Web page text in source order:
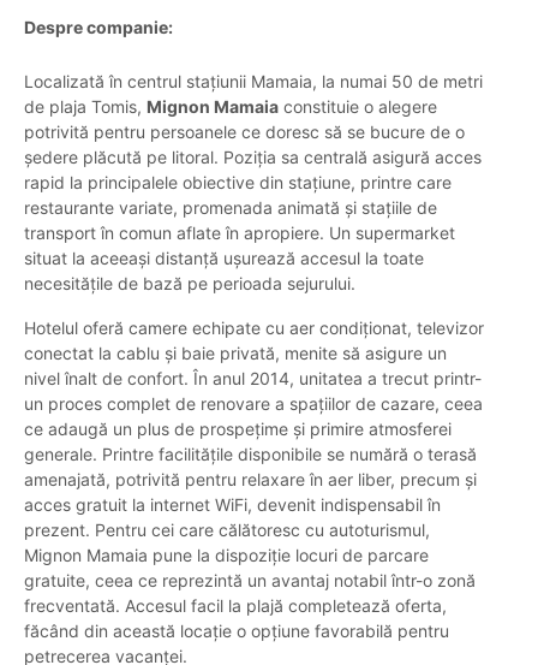
Despre companie:
Localizată în centrul stațiunii Mamaia, la numai 50 de metri
de plaja Tomis, Mignon Mamaia constituie o alegere
potrivită pentru persoanele ce doresc să se bucure de o
ședere plăcută pe litoral. Poziția sa centrală asigură acces
rapid la principalele obiective din stațiune, printre care
restaurante variate, promenada animată și stațiile de
transport în comun aflate în apropiere. Un supermarket
situat la aceeași distanță ușurează accesul la toate
necesitățile de bază pe perioada sejurului.
Hotelul oferă camere echipate cu aer condiționat, televizor
conectat la cablu și baie privată, menite să asigure un
nivel înalt de confort. În anul 2014, unitatea a trecut printr-
un proces complet de renovare a spațiilor de cazare, ceea
ce adaugă un plus de prospețime și primire atmosferei
generale. Printre facilitățile disponibile se numără o terasă
amenajată, potrivită pentru relaxare în aer liber, precum și
acces gratuit la internet WiFi, devenit indispensabil în
prezent. Pentru cei care călătoresc cu autoturismul,
Mignon Mamaia pune la dispoziție locuri de parcare
gratuite, ceea ce reprezintă un avantaj notabil într-o zonă
frecventată. Accesul facil la plajă completează oferta,
făcând din această locație o opțiune favorabilă pentru
petrecerea vacanței.